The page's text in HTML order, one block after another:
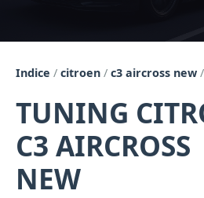
Indice / citroen / c3 aircross new /
TUNING
C3 AIRCROSS
NEW